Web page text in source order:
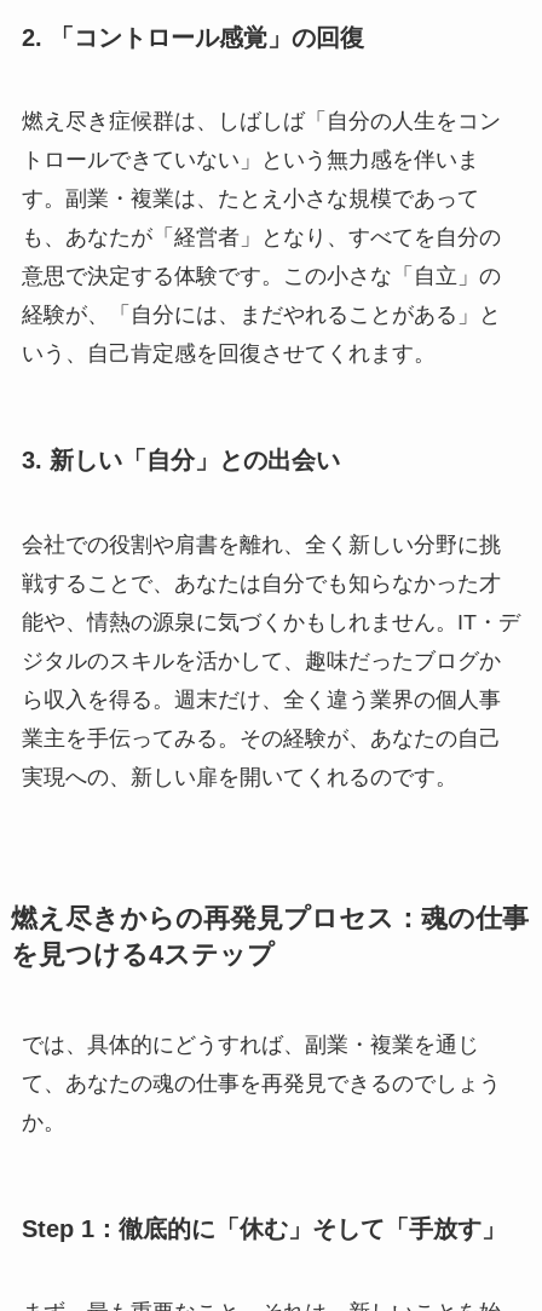
2. 「コントロール感覚」の回復
燃え尽き症候群は、しばしば「自分の人生をコン
トロールできていない」という無力感を伴いま
す。副業・複業は、たとえ小さな規模であって
も、あなたが「経営者」となり、すべてを自分の
意思で決定する体験です。この小さな「自立」の
経験が、「自分には、まだやれることがある」と
いう、自己肯定感を回復させてくれます。
3. 新しい「自分」との出会い
会社での役割や肩書を離れ、全く新しい分野に挑
戦することで、あなたは自分でも知らなかった才
能や、情熱の源泉に気づくかもしれません。IT・デ
ジタルのスキルを活かして、趣味だったブログか
ら収入を得る。週末だけ、全く違う業界の個人事
業主を手伝ってみる。その経験が、あなたの自己
実現への、新しい扉を開いてくれるのです。
燃え尽きからの再発見プロセス：魂の仕事
を見つける4ステップ
では、具体的にどうすれば、副業・複業を通じ
て、あなたの魂の仕事を再発見できるのでしょう
か。
Step 1：徹底的に「休む」そして「手放す」